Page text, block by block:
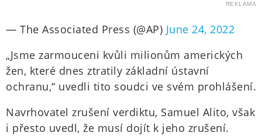
REKLAMA
— The Associated Press (@AP) June 24, 2022
„Jsme zarmouceni kvůli milionům amerických
žen, které dnes ztratily základní ústavní
ochranu,“ uvedli tito soudci ve svém prohlášení.
Navrhovatel zrušení verdiktu, Samuel Alito, však
i přesto uvedl, že musí dojít k jeho zrušení.